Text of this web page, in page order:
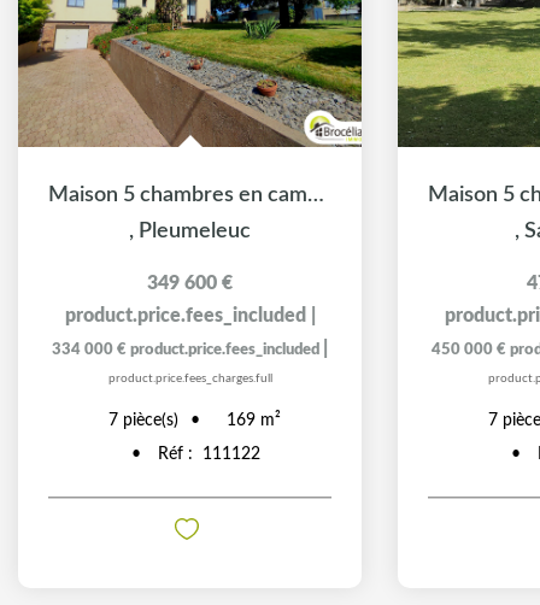
Maison 5 chambres en campagne
, Pleumeleuc
349 600 €
product.price.fees_included
334 000 € product.price.fees_included
product.price.fees_charges.full
7 pièce(s) 169 m²
Réf :
111122
,
450 000 €
7